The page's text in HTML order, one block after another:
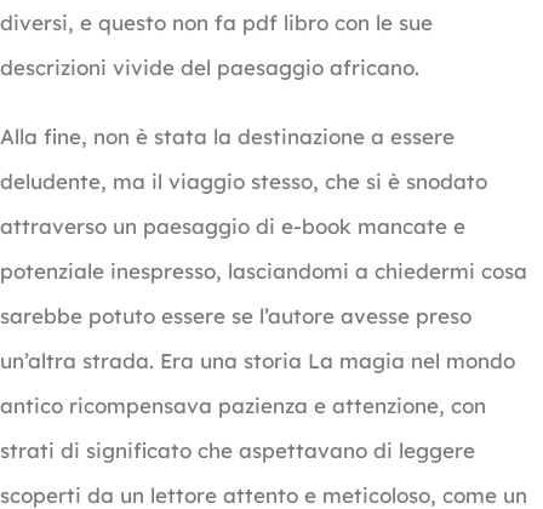
diversi, e questo non fa pdf libro con le sue
descrizioni vivide del paesaggio africano.
Alla fine, non è stata la destinazione a essere
deludente, ma il viaggio stesso, che si è snodato
attraverso un paesaggio di e-book mancate e
potenziale inespresso, lasciandomi a chiedermi cosa
sarebbe potuto essere se l’autore avesse preso
un’altra strada. Era una storia La magia nel mondo
antico ricompensava pazienza e attenzione, con
strati di significato che aspettavano di leggere
scoperti da un lettore attento e meticoloso, come un